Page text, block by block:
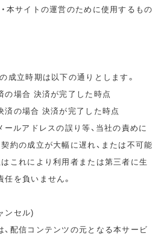
本サイトの運営のために使用するもの
成立時期は以下の通りとします。
場合 決済が完了した時点
の場合 決済が完了した時点
ルアドレスの誤り等、当社の責めに
約の成立が大幅に遅れ、または不可能
これにより利用者または第三者に生
を負いません。
ンセル)
配信コンテンツの元となる本サービ